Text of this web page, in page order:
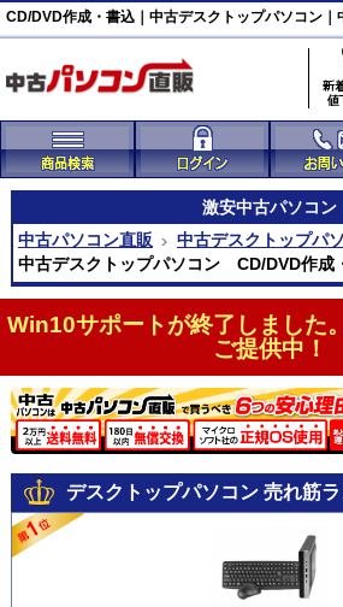
CD/DVD作成・書込｜中古デスクトップパソコン｜
激安中古パソコン
中古パソコン直販
中古デスクトップパ
中古デスクトップパソコン CD/DVD作成
Win10サポートが終了しました
ご提供中！
デスクトップパソコン 売れ筋